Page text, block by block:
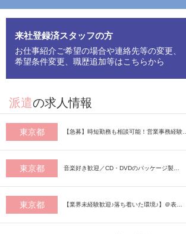
来社登録済スタッフの方
お仕事紹介ご希望の場合や連絡先等の変更、
希望条件変更、職歴追加等はこちらから
派遣の求人情報
東京都 【急募】時短勤務も相談可能！営業事務経験…
東京都 音楽好き歓迎／CD・DVDのパッケージ製…
東京都 【業界未経験歓迎♪落ち着いた環境♪】＠表…